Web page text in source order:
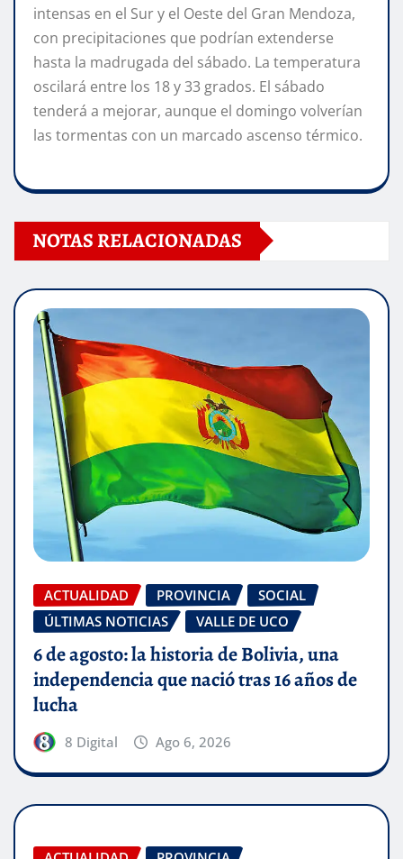
intensas en el Sur y el Oeste del Gran Mendoza,
con precipitaciones que podrían extenderse
hasta la madrugada del sábado. La temperatura
oscilará entre los 18 y 33 grados. El sábado
tenderá a mejorar, aunque el domingo volverían
las tormentas con un marcado ascenso térmico.
NOTAS RELACIONADAS
ACTUALIDAD PROVINCIA
SOCIAL
ÚLTIMAS NOTICIAS
VALLE DE UCO
6 de agosto: la historia de Bolivia, una
independencia que nació tras 16 años de
lucha
8 Digital Ago 6, 2026